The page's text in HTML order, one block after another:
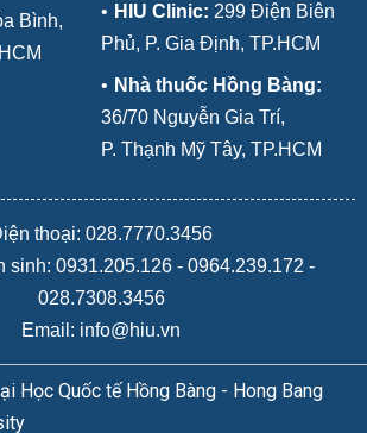
Bình,
• HIU Clinic: 299 Điện Biên
Phủ, P. Gia Định, TP.HCM
• Nhà thuốc Hồng Bàng:
36/70 Nguyễn Gia Trí,
P. Thạnh Mỹ Tây, TP.HCM
thoại: 028.7770.3456
sinh: 0931.205.126- 0964.239.172 -
028.7308.3456
Email: info@hiu.vn
Học Quốc tế Hồng Bàng - Hong Bang